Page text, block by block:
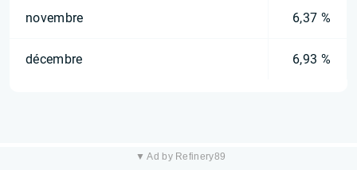
novembre 6,37 %
décembre 6,93 %
▼ Ad by Refinery89